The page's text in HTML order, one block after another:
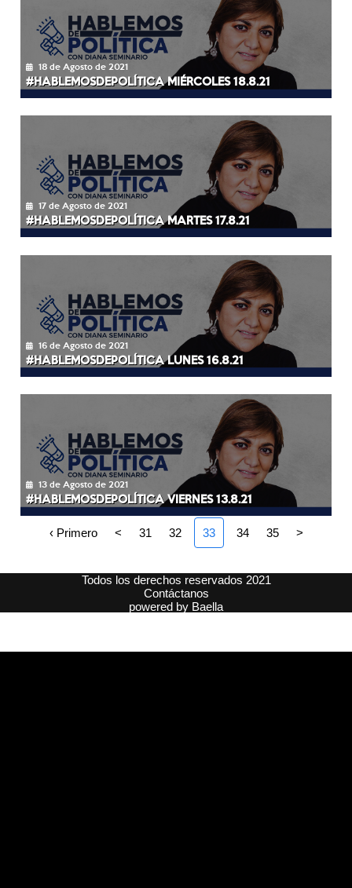
18 de Agosto de 2021
#HABLEMOSDEPOLÍTICA MIÉRCOLES 18.8.21
17 de Agosto de 2021
#HABLEMOSDEPOLÍTICA MARTES 17.8.21
16 de Agosto de 2021
#HABLEMOSDEPOLÍTICA LUNES 16.8.21
13 de Agosto de 2021
#HABLEMOSDEPOLÍTICA VIERNES 13.8.21
‹ Primero < 31 32 33 34 35 >
Todos los derechos reservados 2021
Contáctanos
powered by Baella